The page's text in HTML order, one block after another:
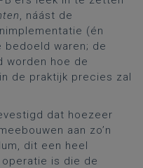
, náást de
(én
bedoeld waren; de
worden hoe de
de praktijk precies zal
dat hoezeer
aan zo’n
dit een heel
is die de